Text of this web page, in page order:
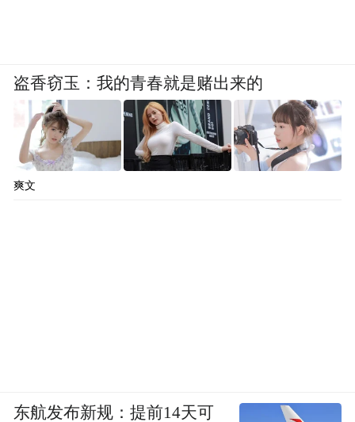
盗香窃玉：我的青春就是赌出来的
爽文
东航发布新规：提前14天可